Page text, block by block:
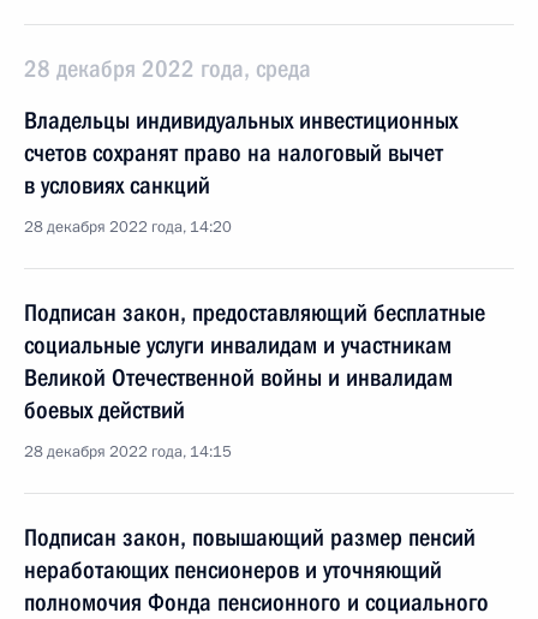
28 декабря 2022 года, среда
Владельцы индивидуальных инвестиционных
счетов сохранят право на налоговый вычет
в условиях санкций
28 декабря 2022 года, 14:20
Подписан закон, предоставляющий бесплатные
социальные услуги инвалидам и участникам
Великой Отечественной войны и инвалидам
боевых действий
28 декабря 2022 года, 14:15
Подписан закон, повышающий размер пенсий
неработающих пенсионеров и уточняющий
полномочия Фонда пенсионного и социального